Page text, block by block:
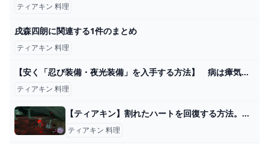
ティアキン 料理
戌森四朗に関連する1件のまとめ
ティアキン 料理
【安く「忍び装備・夜光装備」を入手する方法】 病は瘴気から ミニチャレンジ 5000ルピー ヒダマリ草の場所 カカリコ村 攻略 ゼルダの伝説 ティアーズ オブ ザ キングダム ティアキン - YouTube
ティアキン 料理
【ティアキン】割れたハートを回復する方法。瘴気ダメージの回復について【ゼルダの伝説ティアーズオブザキングダム】
ティアキン 料理